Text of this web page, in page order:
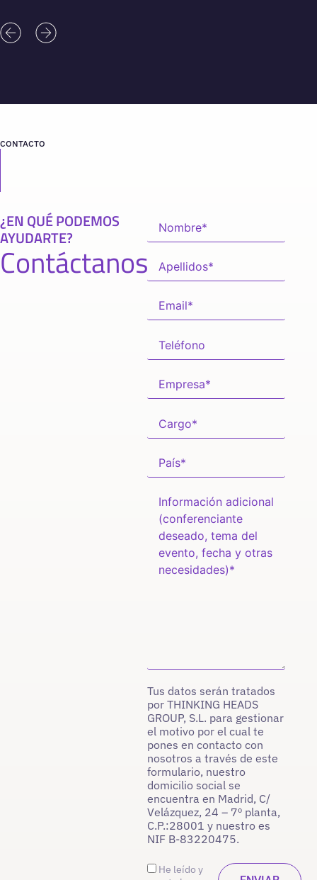
CONTACTO
¿EN QUÉ PODEMOS
AYUDARTE?
Contáctanos
Tus datos serán tratados
por THINKING HEADS
GROUP, S.L. para gestionar
el motivo por el cual te
pones en contacto con
nosotros a través de este
formulario, nuestro
domicilio social se
encuentra en Madrid, C/
Velázquez, 24 – 7º planta,
C.P.:28001 y nuestro es
NIF B-83220475.
He leído y